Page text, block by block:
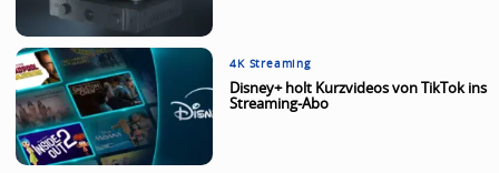
4K Streaming
Disney+ holt Kurzvideos von TikTok ins
Streaming-Abo